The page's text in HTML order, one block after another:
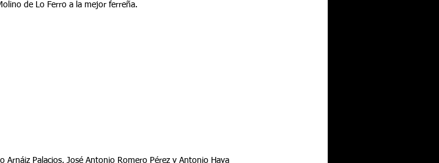
de Lo Ferro a la mejor ferreña.
Arnáiz Palacios, José Antonio Romero Pérez y Antonio Haya